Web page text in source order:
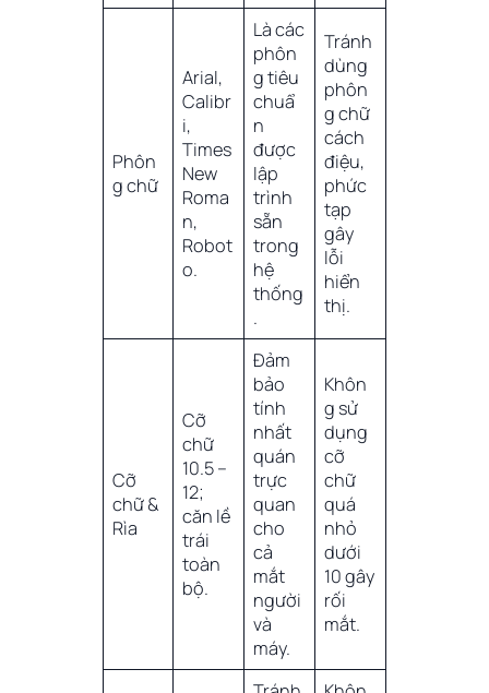
Phôn
g chữ
Arial,
Calibr
i,
Times
New
Roma
n,
Robot
o.
Là các
phôn
g tiêu
chuẩ
n
được
lập
trình
sẵn
trong
hệ
thống
.
Tránh
dùng
phôn
g chữ
cách
điệu,
phức
tạp
gây
lỗi
hiển
thị.
Cỡ
chữ &
Rìa
Cỡ
chữ
10.5 –
12;
căn lề
trái
toàn
bộ.
Đảm
bảo
tính
nhất
quán
trực
quan
cho
cả
mắt
người
và
máy.
Khôn
g sử
dụng
cỡ
chữ
quá
nhỏ
dưới
10 gây
rối
mắt.